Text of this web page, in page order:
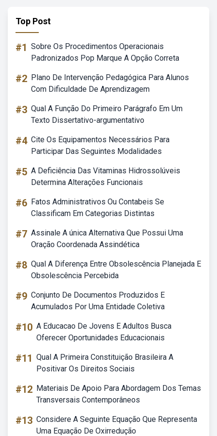
Top Post
#1 Sobre Os Procedimentos Operacionais
Padronizados Pop Marque A Opção Correta
#2 Plano De Intervenção Pedagógica Para Alunos
Com Dificuldade De Aprendizagem
#3 Qual A Função Do Primeiro Parágrafo Em Um
Texto Dissertativo-argumentativo
#4 Cite Os Equipamentos Necessários Para
Participar Das Seguintes Modalidades
#5 A Deficiência Das Vitaminas Hidrossolúveis
Determina Alterações Funcionais
#6 Fatos Administrativos Ou Contabeis Se
Classificam Em Categorias Distintas
#7 Assinale A única Alternativa Que Possui Uma
Oração Coordenada Assindética
#8 Qual A Diferença Entre Obsolescência Planejada E
Obsolescência Percebida
#9 Conjunto De Documentos Produzidos E
Acumulados Por Uma Entidade Coletiva
#10 A Educacao De Jovens E Adultos Busca
Oferecer Oportunidades Educacionais
#11 Qual A Primeira Constituição Brasileira A
Positivar Os Direitos Sociais
#12 Materiais De Apoio Para Abordagem Dos Temas
Transversais Contemporâneos
#13 Considere A Seguinte Equação Que Representa
Uma Equação De Oxirredução